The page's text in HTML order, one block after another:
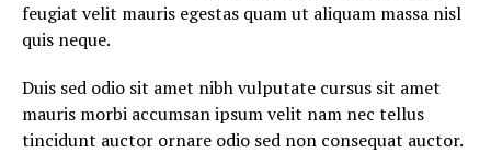
feugiat velit mauris egestas quam ut aliquam massa nisl
quis neque.
Duis sed odio sit amet nibh vulputate cursus sit amet
mauris morbi accumsan ipsum velit nam nec tellus
tincidunt auctor ornare odio sed non consequat auctor.